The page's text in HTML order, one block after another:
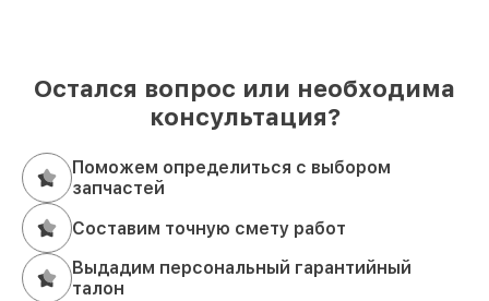
Остался вопрос или необходима
консультация?
Поможем определиться с выбором
запчастей
Составим точную смету работ
Выдадим персональный гарантийный
талон